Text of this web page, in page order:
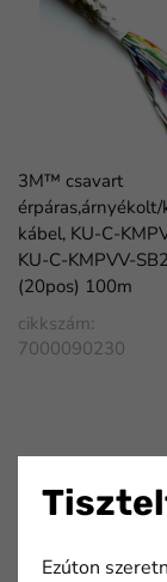
3M™ csavart
kábel, KU-C-
KU-C-KMPVV-
(20pos) 100m
cikkszám:
7000090230
Ezúton